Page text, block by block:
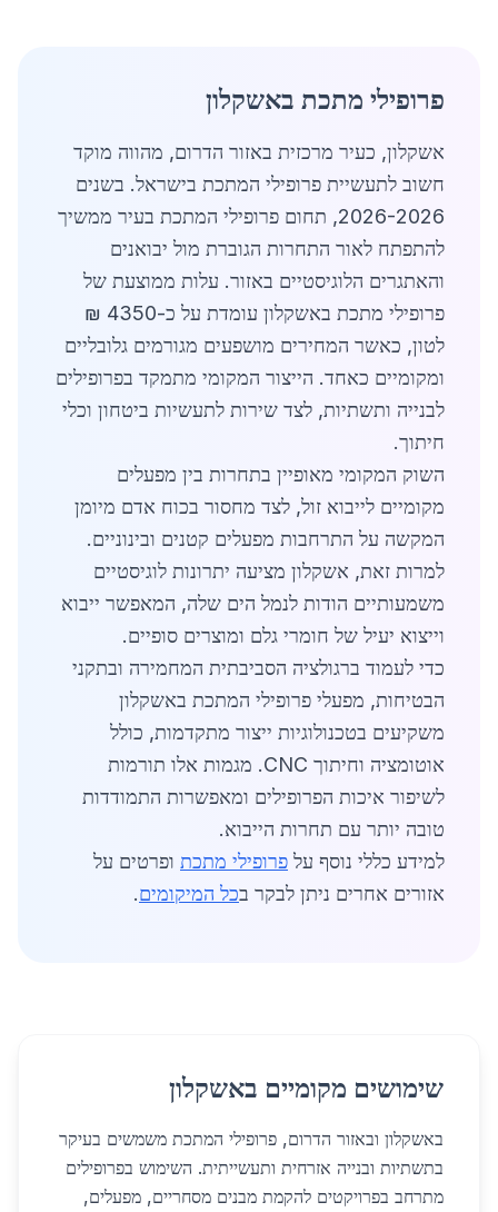
פרופילי מתכת באשקלון
אשקלון, כעיר מרכזית באזור הדרום, מהווה מוקד
חשוב לתעשיית פרופילי המתכת בישראל. בשנים
2026-2026, תחום פרופילי המתכת בעיר ממשיך
להתפתח לאור התחרות הגוברת מול יבואנים
והאתגרים הלוגיסטיים באזור. עלות ממוצעת של
פרופילי מתכת באשקלון עומדת על כ-4350 ₪
לטון, כאשר המחירים מושפעים מגורמים גלובליים
ומקומיים כאחד. הייצור המקומי מתמקד בפרופילים
לבנייה ותשתיות, לצד שירות לתעשיות ביטחון וכלי
חיתוך.
השוק המקומי מאופיין בתחרות בין מפעלים
מקומיים לייבוא זול, לצד מחסור בכוח אדם מיומן
המקשה על התרחבות מפעלים קטנים ובינוניים.
למרות זאת, אשקלון מציעה יתרונות לוגיסטיים
משמעותיים הודות לנמל הים שלה, המאפשר ייבוא
וייצוא יעיל של חומרי גלם ומוצרים סופיים.
כדי לעמוד ברגולציה הסביבתית המחמירה ובתקני
הבטיחות, מפעלי פרופילי המתכת באשקלון
משקיעים בטכנולוגיות ייצור מתקדמות, כולל
אוטומציה וחיתוך CNC. מגמות אלו תורמות
לשיפור איכות הפרופילים ומאפשרות התמודדות
טובה יותר עם תחרות הייבוא.
למידע כללי נוסף על פרופילי מתכת ופרטים על
אזורים אחרים ניתן לבקר בכל המיקומים.
שימושים מקומיים באשקלון
באשקלון ובאזור הדרום, פרופילי המתכת משמשים בעיקר
בתשתיות ובנייה אזרחית ותעשייתית. השימוש בפרופילים
מתרחב בפרויקטים להקמת מבנים מסחריים, מפעלים,